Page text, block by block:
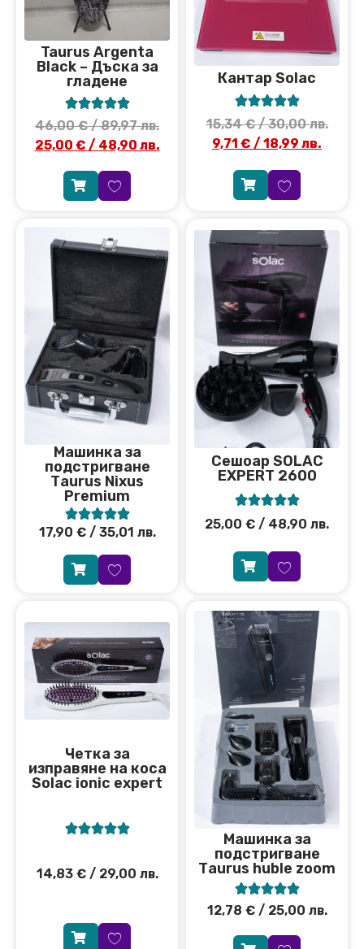
Taurus Argenta
Black – Дъска за
гладене

46,00€/ 89,97 лв.
25,00 € / 48,90 лв.
Кантар Solac

15,34€/ 30,00 лв.
9,71 € / 18,99 лв.
Машинка за
подстригване
Тaurus Nixus
Premium

17,90 €/ 35,01 лв.
Сeшоар SOLAC
EXPERT 2600

25,00 € / 48,90 лв.
Четка за
изправяне на коса
Solac ionic expert

14,83 €/ 29,00 лв.
Машинка за
подстригване
Тaurus huble zoom

12,78 €/ 25,00 лв.